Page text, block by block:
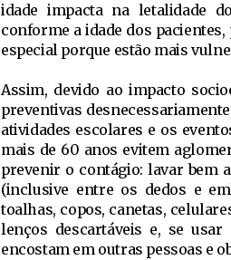
idade impacta na letalidade
conforme a idade dos
especial porque estão mais
Assim, devido ao impacto
preventivas
atividades escolares e os
mais de 60 anos evitem
prevenir o contágio: lavar bem
(inclusive entre os dedos e
toalhas, copos, canetas,
lenços descartáveis e, se
encostam em outras pessoas e